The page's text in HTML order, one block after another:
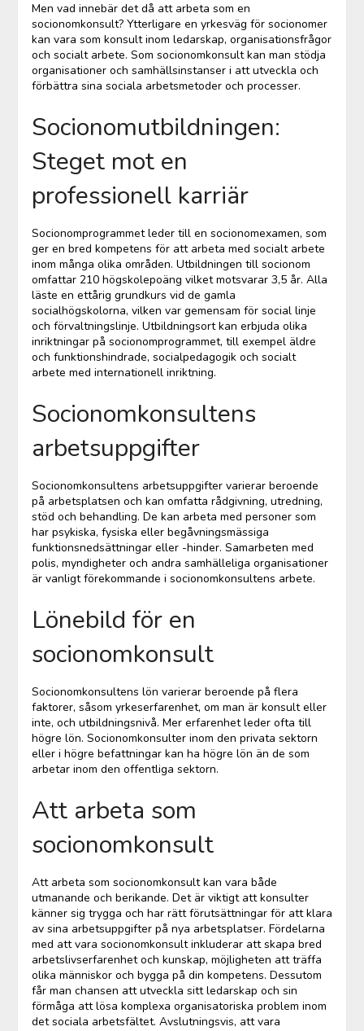
Men vad innebär det då att arbeta som en
socionomkonsult? Ytterligare en yrkesväg för socionomer
kan vara som konsult inom ledarskap, organisationsfrågor
och socialt arbete. Som socionomkonsult kan man stödja
organisationer och samhällsinstanser i att utveckla och
förbättra sina sociala arbetsmetoder och processer.
Socionomutbildningen:
Steget mot en
professionell karriär
Socionomprogrammet leder till en socionomexamen, som
ger en bred kompetens för att arbeta med socialt arbete
inom många olika områden. Utbildningen till socionom
omfattar 210 högskolepoäng vilket motsvarar 3,5 år. Alla
läste en ettårig grundkurs vid de gamla
socialhögskolorna, vilken var gemensam för social linje
och förvaltningslinje. Utbildningsort kan erbjuda olika
inriktningar på socionomprogrammet, till exempel äldre
och funktionshindrade, socialpedagogik och socialt
arbete med internationell inriktning.
Socionomkonsultens
arbetsuppgifter
Socionomkonsultens arbetsuppgifter varierar beroende
på arbetsplatsen och kan omfatta rådgivning, utredning,
stöd och behandling. De kan arbeta med personer som
har psykiska, fysiska eller begåvningsmässiga
funktionsnedsättningar eller -hinder. Samarbeten med
polis, myndigheter och andra samhälleliga organisationer
är vanligt förekommande i socionomkonsultens arbete.
Lönebild för en
socionomkonsult
Socionomkonsultens lön varierar beroende på flera
faktorer, såsom yrkeserfarenhet, om man är konsult eller
inte, och utbildningsnivå. Mer erfarenhet leder ofta till
högre lön. Socionomkonsulter inom den privata sektorn
eller i högre befattningar kan ha högre lön än de som
arbetar inom den offentliga sektorn.
Att arbeta som
socionomkonsult
Att arbeta som socionomkonsult kan vara både
utmanande och berikande. Det är viktigt att konsulter
känner sig trygga och har rätt förutsättningar för att klara
av sina arbetsuppgifter på nya arbetsplatser. Fördelarna
med att vara socionomkonsult inkluderar att skapa bred
arbetslivserfarenhet och kunskap, möjligheten att träffa
olika människor och bygga på din kompetens. Dessutom
får man chansen att utveckla sitt ledarskap och sin
förmåga att lösa komplexa organisatoriska problem inom
det sociala arbetsfältet. Avslutningsvis, att vara